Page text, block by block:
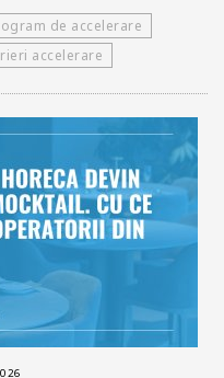
de accelerare
accelerare